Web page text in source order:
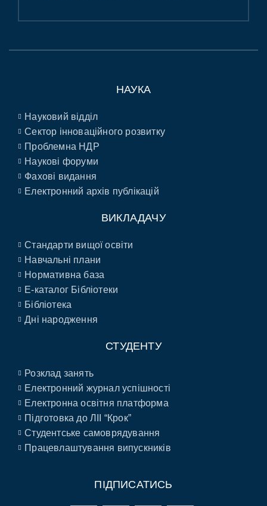
НАУКА
Науковий відділ
Сектор інноваційного розвитку
Проблемна НДР
Наукові форуми
Фахові видання
Електронний архів публікацій
ВИКЛАДАЧУ
Стандарти вищої освіти
Навчальні плани
Нормативна база
E-каталог Бібліотеки
Бібліотека
Дні народження
СТУДЕНТУ
Розклад занять
Електронний журнал успішності
Електронна освітня платформа
Підготовка до ЛІІ “Крок”
Студентське самоврядування
Працевлаштування випускників
ПІДПИСАТИСЬ